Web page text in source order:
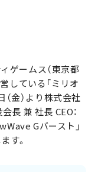
ゲームス（東京都
している「ミリオ
金）より株式会社
長 兼 社長 CEO：
Gバースト」
す。